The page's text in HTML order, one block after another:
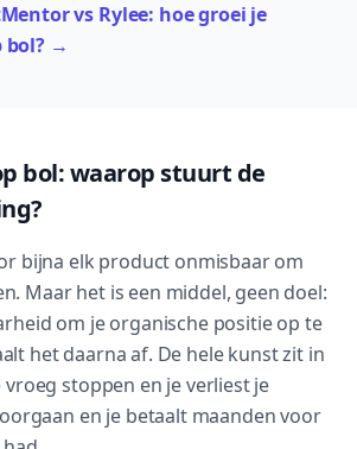
vs Rylee: hoe groei je
bol? →
bol: waarop stuurt de
bijna elk product onmisbaar om
Maar het is een middel, geen doel:
om je organische positie op te
het daarna af. De hele kunst zit in
vroeg stoppen en je verliest je
en je betaalt maanden voor